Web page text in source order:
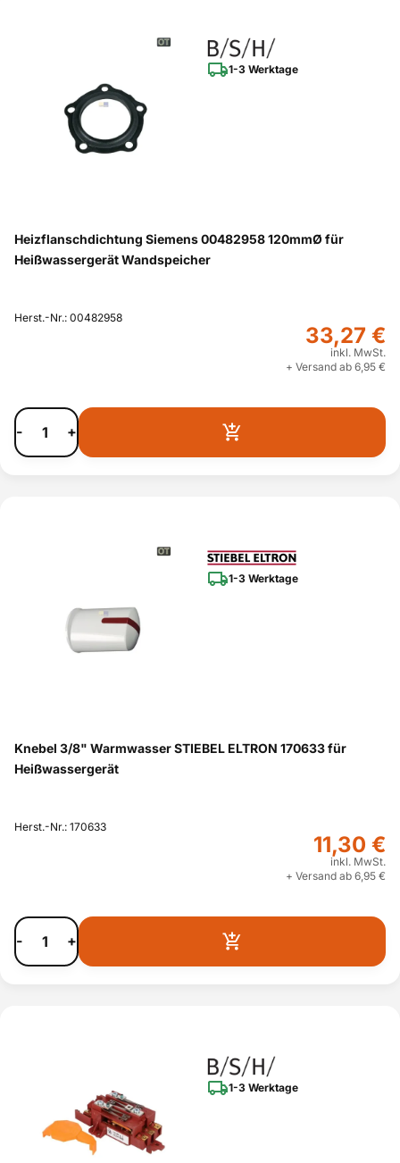
1-3 Werktage
Heizflanschdichtung Siemens 00482958 120mmØ für
Heißwassergerät Wandspeicher
Herst.-Nr.: 00482958
33,27 €
inkl. MwSt.
+ Versand ab 6,95 €
- +
1-3 Werktage
Knebel 3/8" Warmwasser STIEBEL ELTRON 170633 für
Heißwassergerät
Herst.-Nr.: 170633
11,30 €
inkl. MwSt.
+ Versand ab 6,95 €
- +
1-3 Werktage